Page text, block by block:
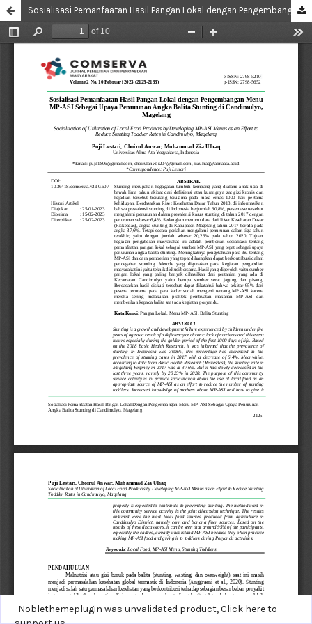
Sosialisasi Pemanfaatan Hasil Pangan Lokal dengan Pengembangan Menu MP-ASI Sebagai Upaya Penurunan Angka Balita Stunting di Candimulyo, Magelang
Noblethemeplugin was unvalidated product,Click here to